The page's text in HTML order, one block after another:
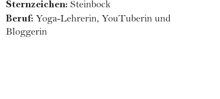
Sternzeichen: Steinbock
Beruf: Yoga-Lehrerin, YouTuberin und
Bloggerin